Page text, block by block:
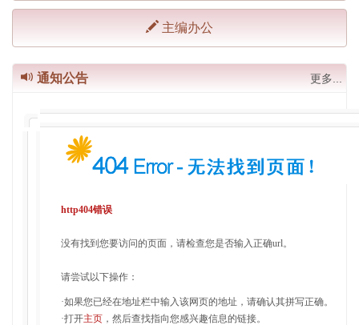
主编办公
通知公告 更多...
http404错误
没有找到您要访问的页面，请检查您是否输入正确url。
请尝试以下操作：
·如果您已经在地址栏中输入该网页的地址，请确认其拼写正确。
·打开主页 ，然后查找指向您感兴趣信息的链接。